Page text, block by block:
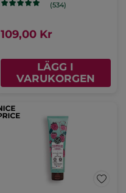
(534)
109,00 Kr
LÄGG I
VARUKORGEN